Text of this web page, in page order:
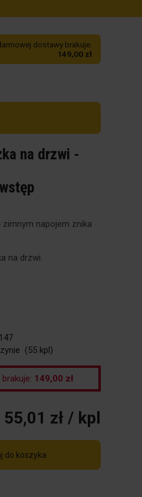
dostawy brakuje:
149,00 zł
na drzwi -
zimnym napojem znika
na drzwi.
(55 kpl)
149,00 zł
55,01 zł / kpl
do koszyka